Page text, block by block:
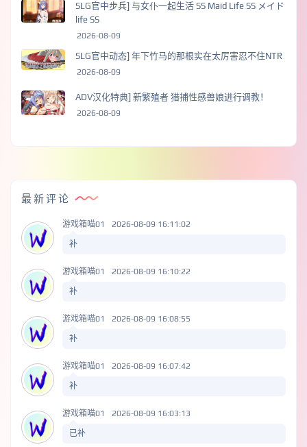
SLG官中步兵] 与女仆一起生活 SS Maid Life SS メイド
life SS
2026-08-09
SLG官中动态] 年下竹马的那根实在太厉害忍不住NTR
2026-08-09
ADV汉化特典] 新繁殖者 猎捕性感兽娘进行调教！
2026-08-09
最新评论
游戏箱喵01 2026-08-09 16:11:02
补
游戏箱喵01 2026-08-09 16:10:22
补
游戏箱喵01 2026-08-09 16:08:55
补
游戏箱喵01 2026-08-09 16:07:42
补
游戏箱喵01 2026-08-09 16:03:13
已补